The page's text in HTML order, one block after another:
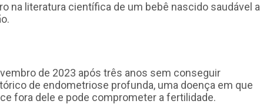
na literatura científica de um bebê nascido saudável a
de 2023 após três anos sem conseguir
de endometriose profunda, uma doença em que
fora dele e pode comprometer a fertilidade.